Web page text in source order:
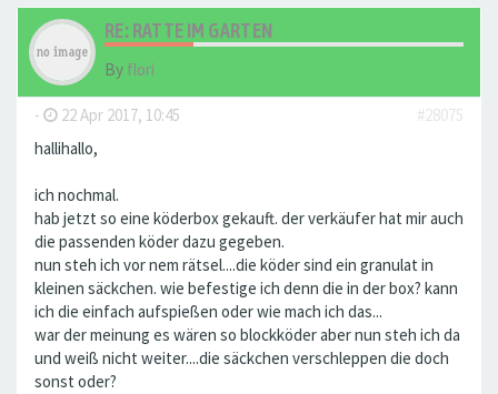
RE: RATTE IM GARTEN
By flori
- 22 Apr 2017, 10:45
#28075
hallihallo,
ich nochmal.
hab jetzt so eine köderbox gekauft. der verkäufer hat mir auch
die passenden köder dazu gegeben.
nun steh ich vor nem rätsel....die köder sind ein granulat in
kleinen säckchen. wie befestige ich denn die in der box? kann
ich die einfach aufspießen oder wie mach ich das...
war der meinung es wären so blockköder aber nun steh ich da
und weiß nicht weiter....die säckchen verschleppen die doch
sonst oder?